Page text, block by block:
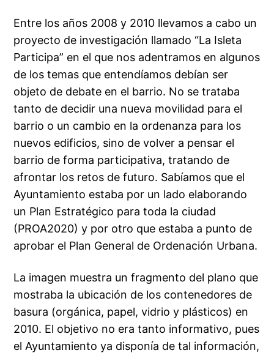
Entre los años 2008 y 2010 llevamos a cabo un
proyecto de investigación llamado “La Isleta
Participa” en el que nos adentramos en algunos
de los temas que entendíamos debían ser
objeto de debate en el barrio. No se trataba
tanto de decidir una nueva movilidad para el
barrio o un cambio en la ordenanza para los
nuevos edificios, sino de volver a pensar el
barrio de forma participativa, tratando de
afrontar los retos de futuro. Sabíamos que el
Ayuntamiento estaba por un lado elaborando
un Plan Estratégico para toda la ciudad
(PROA2020) y por otro que estaba a punto de
aprobar el Plan General de Ordenación Urbana.
La imagen muestra un fragmento del plano que
mostraba la ubicación de los contenedores de
basura (orgánica, papel, vidrio y plásticos) en
2010. El objetivo no era tanto informativo, pues
el Ayuntamiento ya disponía de tal información,